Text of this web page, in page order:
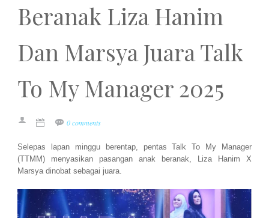
Beranak Liza Hanim
Dan Marsya Juara Talk
To My Manager 2025
0 comments
Selepas lapan minggu berentap, pentas Talk To My Manager
(TTMM) menyasikan pasangan anak beranak, Liza Hanim X
Marsya dinobat sebagai juara.